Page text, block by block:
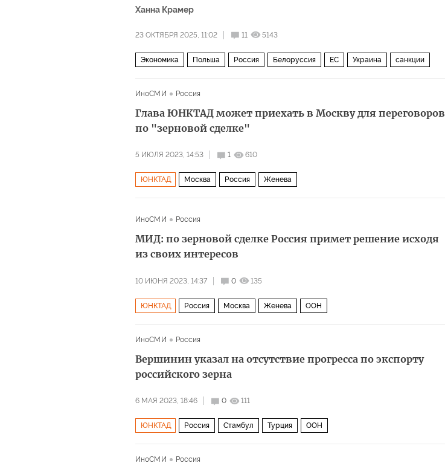
Ханна Крамер
23 ОКТЯБРЯ 2025, 11:02 11 5143
Экономика Польша Россия Белоруссия ЕС Украина санкции
ИноСМИ Россия
Глава ЮНКТАД может приехать в Москву для переговоров
по "зерновой сделке"
5 ИЮЛЯ 2023, 14:53 1 610
ЮНКТАД Москва Россия Женева
ИноСМИ Россия
МИД: по зерновой сделке Россия примет решение исходя
из своих интересов
10 ИЮНЯ 2023, 14:37 0 135
ЮНКТАД Россия Москва Женева ООН
ИноСМИ Россия
Вершинин указал на отсутствие прогресса по экспорту
российского зерна
6 МАЯ 2023, 18:46 0 111
ЮНКТАД Россия Стамбул Турция ООН
ИноСМИ Россия